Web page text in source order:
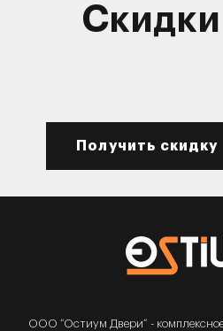
Скидки
Получить скидку
ООО “Остиум Двери” -